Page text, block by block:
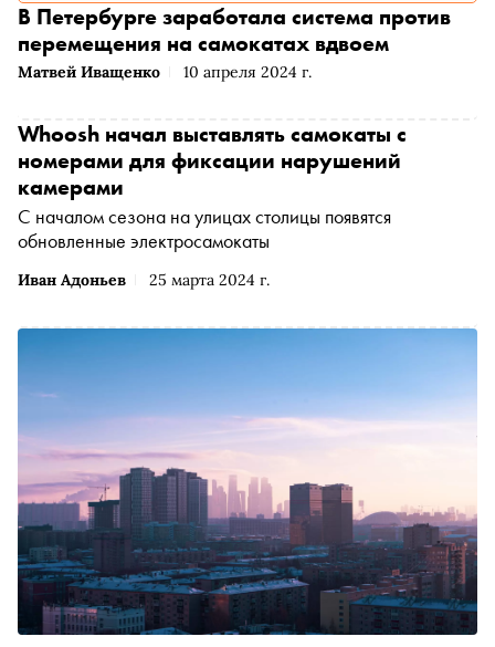
Матвей Иващенко 10 апреля 2024 г.
В Петербурге заработала система против
перемещения на самокатах вдвоем
Иван Адоньев 25 марта 2024 г.
Whoosh начал выставлять самокаты с
номерами для фиксации нарушений
камерами
С началом сезона на улицах столицы появятся
обновленные электросамокаты